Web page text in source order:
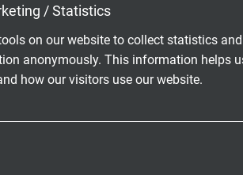
/ Statistics
on our website to collect statistics and
anonymously. This information helps
how our visitors use our website.